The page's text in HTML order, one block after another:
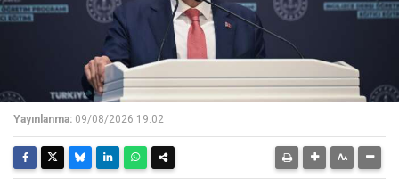
Yayınlanma: 09/08/2026 19:02